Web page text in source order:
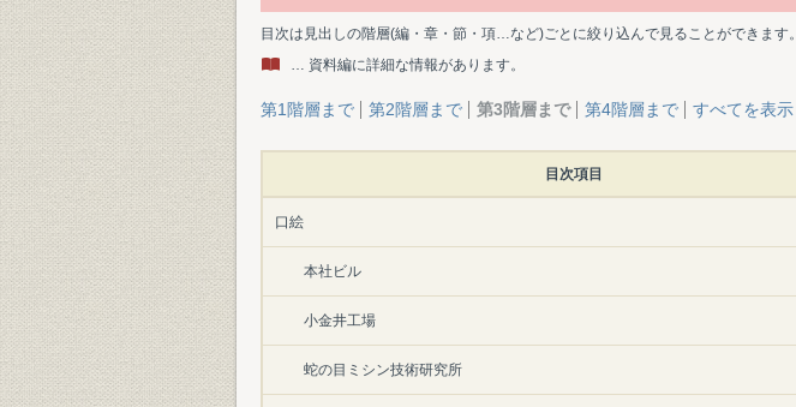
目次は見出しの階層(編・章・節・項…など)ごとに絞り込んで見ることができます。
… 資料編に詳細な情報があります。
第1階層まで 第2階層まで 第3階層まで 第4階層まで すべてを表示
目次項目
口絵
本社ビル
小金井工場
蛇の目ミシン技術研究所